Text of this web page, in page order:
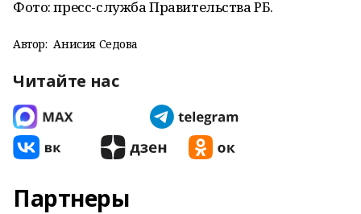
Фото: пресс-служба Правительства РБ.
Автор: Анисия Седова
Читайте нас
Партнеры